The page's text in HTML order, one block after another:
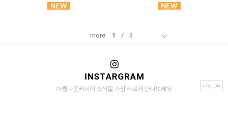
more 1 / 3
아름다운커피의 소식을 가장 빠르게 만나보세요